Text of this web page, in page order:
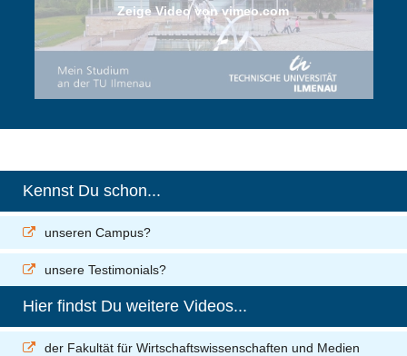
Zeige Video von vimeo.com
Kennst Du schon...
unseren Campus?
unsere Testimonials?
Hier findst Du weitere Videos...
der Fakultät für Wirtschaftswissenschaften und Medien